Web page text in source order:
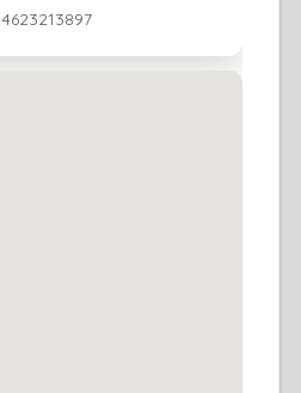
4623213897